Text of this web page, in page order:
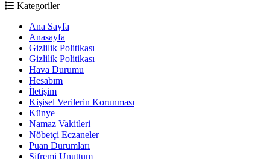
Kategoriler
Ana Sayfa
Anasayfa
Gizlilik Politikası
Gizlilik Politikası
Hava Durumu
Hesabım
İletişim
Kişisel Verilerin Korunması
Künye
Namaz Vakitleri
Nöbetçi Eczaneler
Puan Durumları
Şifremi Unuttum